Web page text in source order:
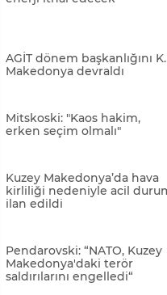
Kuzey Makedonya, Bayraktar
TB2 tedarik etmek istiyor
Pendarovski: "Türkiye'nin